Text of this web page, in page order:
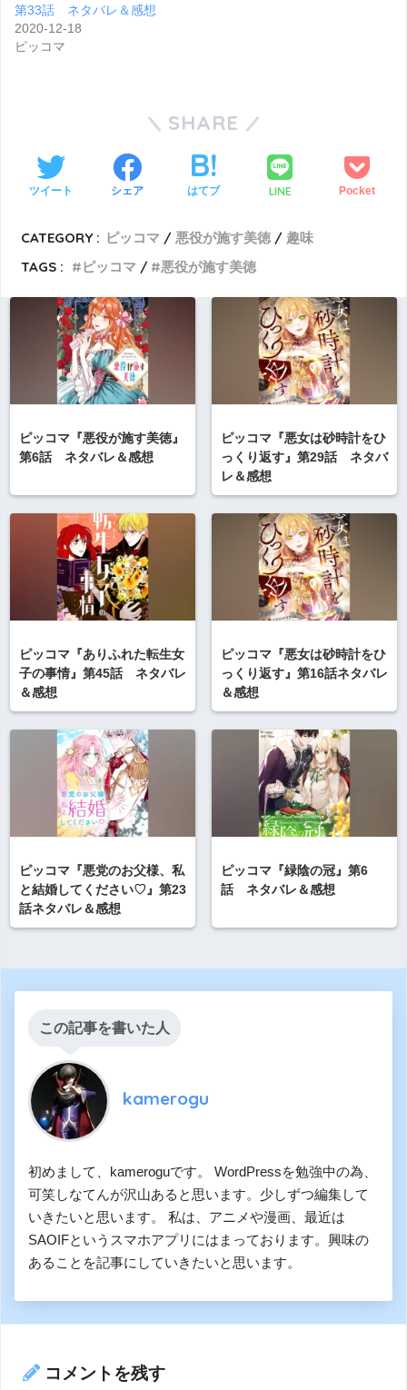
第33話 ネタバレ＆感想
2020-12-18
ピッコマ
SHARE
ツイート シェア はてブ LINE Pocket
CATEGORY : ピッコマ 悪役が施す美徳
趣味
TAGS :
ピッコマ 悪役が施す美徳
ピッコマ『悪役が施す美徳』
第6話 ネタバレ＆感想
ピッコマ『悪女は砂時計をひ
っくり返す』第29話 ネタバ
レ＆感想
ピッコマ『ありふれた転生女
子の事情』第45話 ネタバレ
＆感想
ピッコマ『悪女は砂時計をひ
っくり返す』第16話ネタバレ
＆感想
ピッコマ『悪党のお父様、私
と結婚してください♡』第23
話ネタバレ＆感想
ピッコマ『緑陰の冠』第6
話 ネタバレ＆感想
この記事を書いた人
kamerogu
初めまして、kameroguです。 WordPressを勉強中の為、
可笑しなてんが沢山あると思います。少しずつ編集して
いきたいと思います。 私は、アニメや漫画、最近は
SAOIFというスマホアプリにはまっております。興味の
あることを記事にしていきたいと思います。
コメントを残す